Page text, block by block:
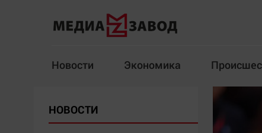
Новости Экономика
Экономика
НОВОСТИ